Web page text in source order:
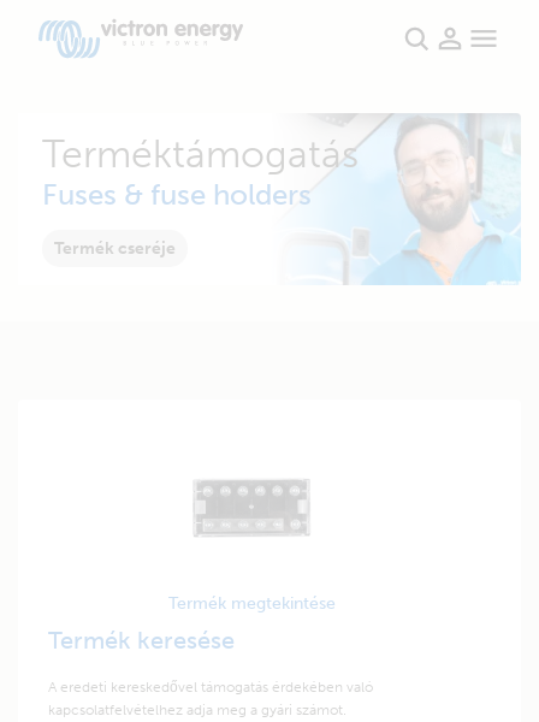
Terméktámogatás
Fuses & fuse holders
Termék cseréje
Termék megtekintése
Termék keresése
A eredeti kereskedővel támogatás érdekében való
kapcsolatfelvételhez adja meg a gyári számot.